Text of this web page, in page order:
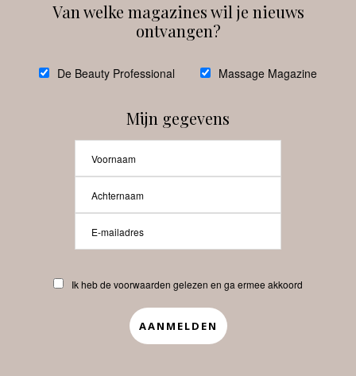
debeautyprofessional
Beauty-Pro.nl
Abonneren Contact
APP
Van welke magazines wil je nieuws
ontvangen?
De Beauty Professional Massage Magazine
Mijn gegevens
Ik heb de voorwaarden gelezen en ga ermee akkoord